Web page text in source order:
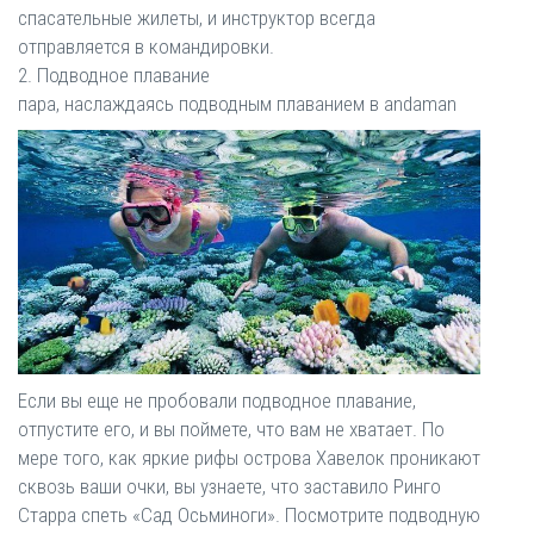
спасательные жилеты, и инструктор всегда
отправляется в командировки.
2. Подводное плавание
пара, наслаждаясь подводным плаванием в andaman
Если вы еще не пробовали подводное плавание,
отпустите его, и вы поймете, что вам не хватает. По
мере того, как яркие рифы острова Хавелок проникают
сквозь ваши очки, вы узнаете, что заставило Ринго
Старра спеть «Сад Осьминоги». Посмотрите подводную